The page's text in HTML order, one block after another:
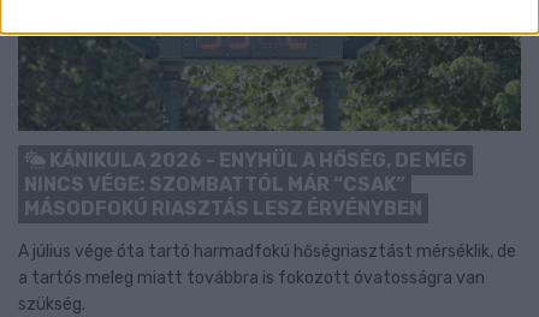
KÁNIKULA 2026 - ENYHÜL A HŐSÉG, DE MÉG
NINCS VÉGE: SZOMBATTÓL MÁR “CSAK”
MÁSODFOKÚ RIASZTÁS LESZ ÉRVÉNYBEN
A július vége óta tartó harmadfokú hőségriasztást mérséklik, de
a tartós meleg miatt továbbra is fokozott óvatosságra van
szükség.